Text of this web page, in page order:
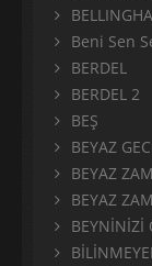
Beni Sen
BERDEL
BERDEL 2
BEŞ
BEYAZ
BEYAZ
BEYAZ
BEYNİNİZİ